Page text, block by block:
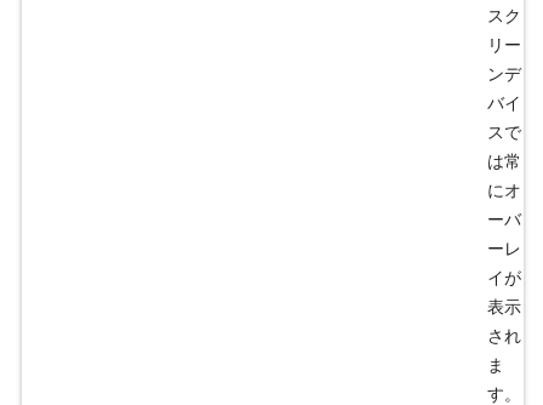
スク
リー
ンデ
バイ
スで
は常
にオ
ーバ
ーレ
イが
表示
され
ま
す。